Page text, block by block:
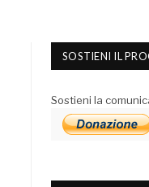
SOSTIENI IL
Sostieni la